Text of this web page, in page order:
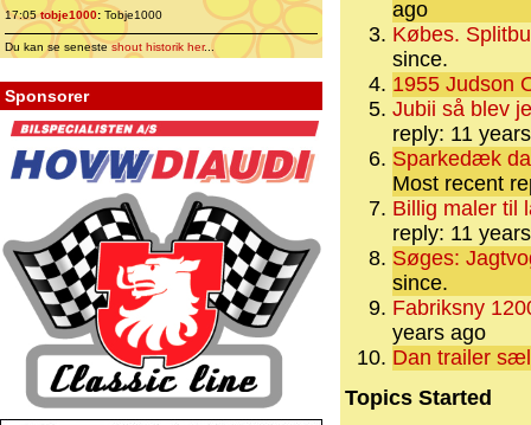
17:05tobje1000: Tobje1000
Du kan se senesteshout historik her...
Sponsorer
ago
Købes.
since.
1955 Judson
Jubii så blev
reply: 11
Sparkedæk
Most recent
Billig maler til
reply: 11
Søges:
since.
Fabriksny
years ago
Dan trailer
Topics Started